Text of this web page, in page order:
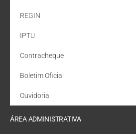
REGIN
IPTU
Contracheque
Boletim Oficial
Ouvidoria
ÁREA ADMINISTRATIVA